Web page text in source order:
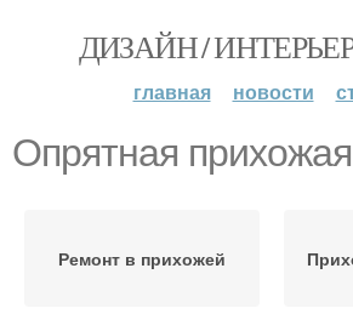
ДИЗАЙН /
главная новости
Опрятная прихожая
Ремонт в прихожей